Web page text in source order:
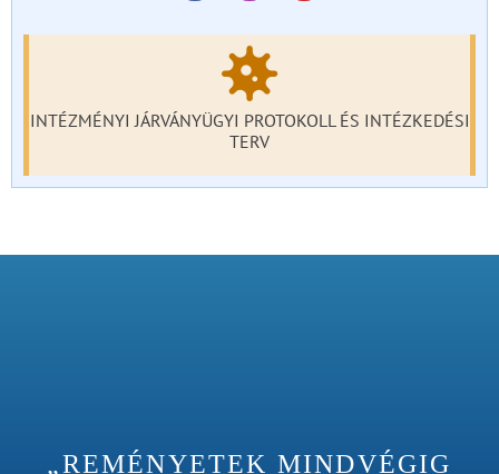
INTÉZMÉNYI JÁRVÁNYÜGYI PROTOKOLL ÉS INTÉZKEDÉSI
TERV
„REMÉNYETEK MINDVÉGIG